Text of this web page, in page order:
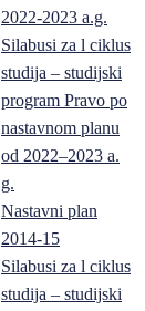
2022-2023 a.g.
Silabusi za l ciklus
studija – studijski
program Pravo po
nastavnom planu
od 2022–2023 a.
g.
Nastavni plan
2014-15
Silabusi za l ciklus
studija – studijski